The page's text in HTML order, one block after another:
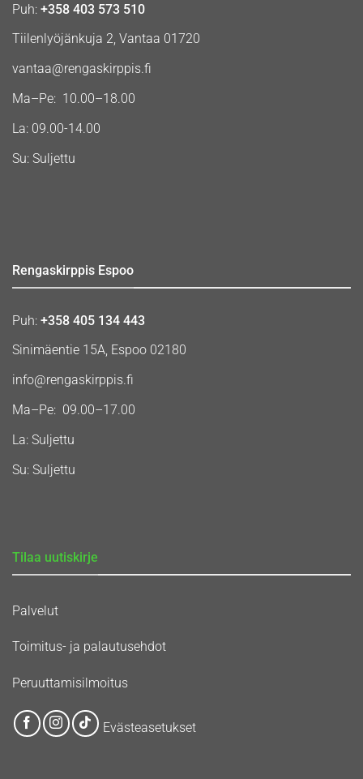
Puh: +358 403 573 510
Tiilenlyöjänkuja 2, Vantaa 01720
vantaa@rengaskirppis.fi
Ma–Pe: 10.00–18.00
La: 09.00-14.00
Su: Suljettu
Rengaskirppis Espoo
Puh: +358 405 134 443
Sinimäentie 15A, Espoo 02180
info@rengaskirppis.fi
Ma–Pe: 09.00–17.00
La: Suljettu
Su: Suljettu
Tilaa uutiskirje
Palvelut
Toimitus- ja palautusehdot
Peruuttamisilmoitus
Evästeasetukset